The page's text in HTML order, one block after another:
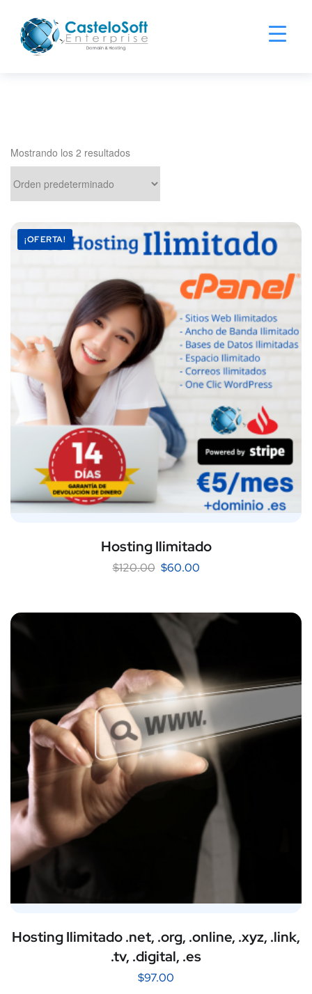
Mostrando los 2 resultados
¡OFERTA!
Hosting Ilimitado
$120.00 $60.00
Hosting Ilimitado .net, .org, .online, .xyz, .link,
.tv, .digital, .es
$97.00